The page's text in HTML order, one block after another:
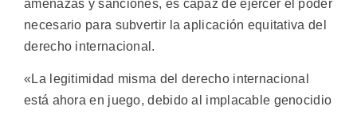
amenazas y sanciones, es capaz de ejercer el poder
necesario para subvertir la aplicación equitativa del
derecho internacional.
«La legitimidad misma del derecho internacional
está ahora en juego, debido al implacable genocidio